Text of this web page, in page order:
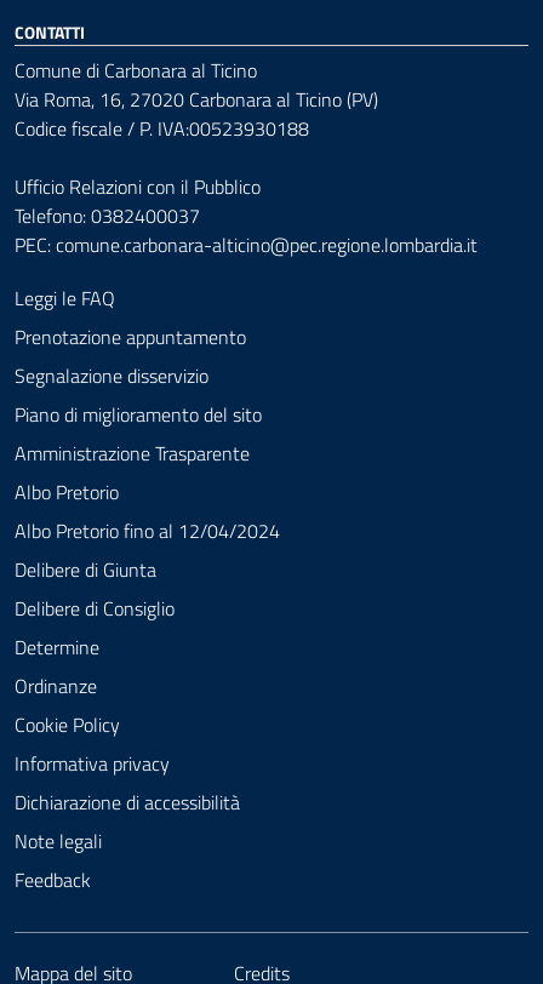
CONTATTI
Comune di Carbonara al Ticino
Via Roma, 16, 27020 Carbonara al Ticino (PV)
Codice fiscale / P. IVA:00523930188
Ufficio Relazioni con il Pubblico
Telefono: 0382400037
PEC:comune.carbonara-alticino@pec.regione.lombardia.it
Leggi le FAQ
Prenotazione appuntamento
Segnalazione disservizio
Piano di miglioramento del sito
Amministrazione Trasparente
Albo Pretorio
Albo Pretorio fino al 12/04/2024
Delibere di Giunta
Delibere di Consiglio
Determine
Ordinanze
Cookie Policy
Informativa privacy
Dichiarazione di accessibilità
Note legali
Feedback
Mappa del sito Credits